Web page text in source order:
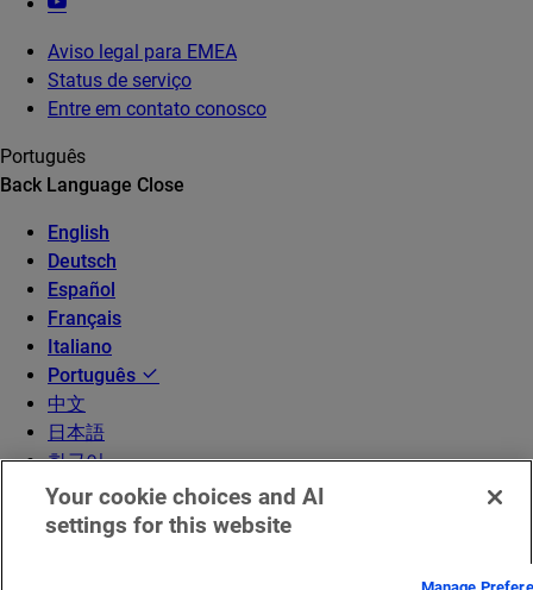
Aviso legal para EMEA
Status de serviço
Entre em contato conosco
Português
Back Language Close
English
Deutsch
Español
Français
Italiano
Português
中文
日本語
한국어
Your cookie choices and AI
settings for this website